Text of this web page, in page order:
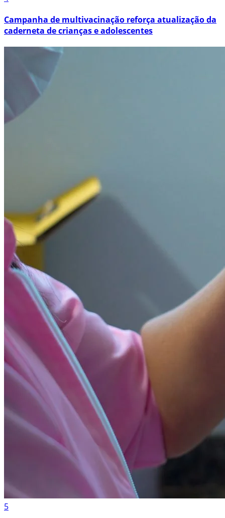
Campanha de multivacinação reforça atualização da
caderneta de crianças e adolescentes
5